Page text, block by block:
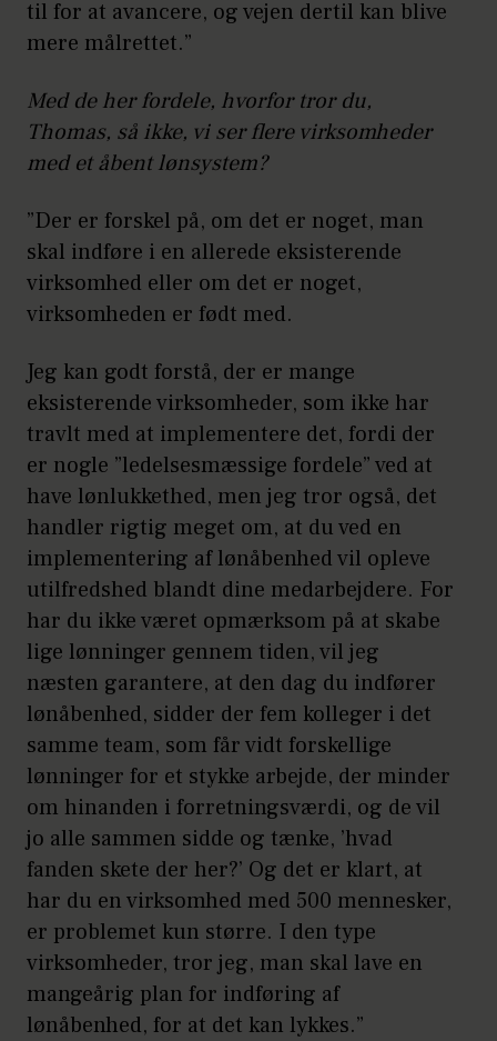
til for at avancere, og vejen dertil kan blive
mere målrettet.”
Med de her fordele, hvorfor tror du,
Thomas, så ikke, vi ser flere virksomheder
med et åbent lønsystem?
”Der er forskel på, om det er noget, man
skal indføre i en allerede eksisterende
virksomhed eller om det er noget,
virksomheden er født med.
Jeg kan godt forstå, der er mange
eksisterende virksomheder, som ikke har
travlt med at implementere det, fordi der
er nogle ”ledelsesmæssige fordele” ved at
have lønlukkethed, men jeg tror også, det
handler rigtig meget om, at du ved en
implementering af lønåbenhed vil opleve
utilfredshed blandt dine medarbejdere. For
har du ikke været opmærksom på at skabe
lige lønninger gennem tiden, vil jeg
næsten garantere, at den dag du indfører
lønåbenhed, sidder der fem kolleger i det
samme team, som får vidt forskellige
lønninger for et stykke arbejde, der minder
om hinanden i forretningsværdi, og de vil
jo alle sammen sidde og tænke, ’hvad
fanden skete der her?’ Og det er klart, at
har du en virksomhed med 500 mennesker,
er problemet kun større. I den type
virksomheder, tror jeg, man skal lave en
mangeårig plan for indføring af
lønåbenhed, for at det kan lykkes.”